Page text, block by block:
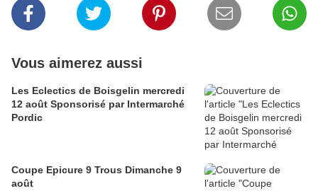
Vous aimerez aussi
Les Eclectics de Boisgelin mercredi
12 août Sponsorisé par Intermarché
Pordic
Coupe Epicure 9 Trous Dimanche 9
août